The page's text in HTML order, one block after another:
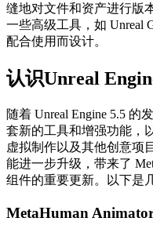
缝地对文件和资产进行版
一些高级工具，如 Unreal
配合使用而设计。
认识Unreal
随着 Unreal Engine 5.5
套新的工具和增强功能，
虚拟制作以及其他创意项
能进一步升级，带来了
组件的重要更新。以下是
MetaHuman